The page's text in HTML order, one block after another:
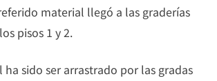
material llegó a las graderías
pisos 1 y 2.
ha sido ser arrastrado por las gradas